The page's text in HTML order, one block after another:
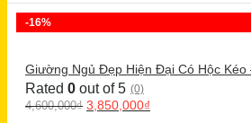
-16%
Giường Ngủ Đẹp Hiện Đại Có Hộc Kéo
Rated 0 out of 5 (0)
4,600,000₫ 3,850,000₫